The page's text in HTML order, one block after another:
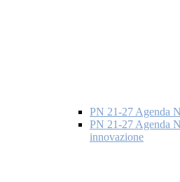
PN 21-27 Agenda
PN 21-27 Agenda
innovazione